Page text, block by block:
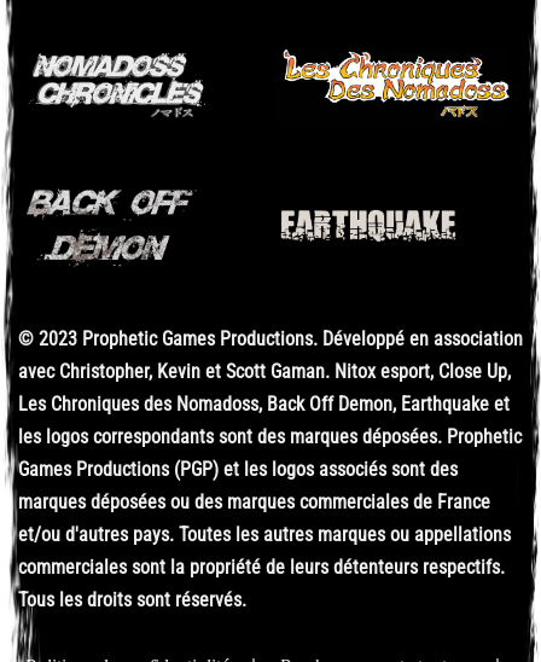
© 2023 Prophetic Games Productions. Développé en association
avec Christopher, Kevin et Scott Gaman. Nitox esport, Close Up,
Les Chroniques des Nomadoss, Back Off Demon, Earthquake et
les logos correspondants sont des marques déposées. Prophetic
Games Productions (PGP) et les logos associés sont des
marques déposées ou des marques commerciales de France
et/ou d'autres pays. Toutes les autres marques ou appellations
commerciales sont la propriété de leurs détenteurs respectifs.
Tous les droits sont réservés.